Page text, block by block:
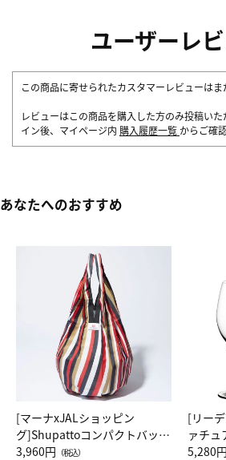
ユーザーレ
この商品に寄せられたカスタマーレビューはま
レビューはこの商品を購入した方のみ投稿い
イン後、マイページ内 購入履歴一覧 からご確
あなたへのおすすめ
[マーナxJALショッピン
グ]Shupattoコンパクトバッグ
Drop JAL客室乗務員（LC）ス
3,960円 （税込）
[リー
ァチュ
ト（レ
5,280円